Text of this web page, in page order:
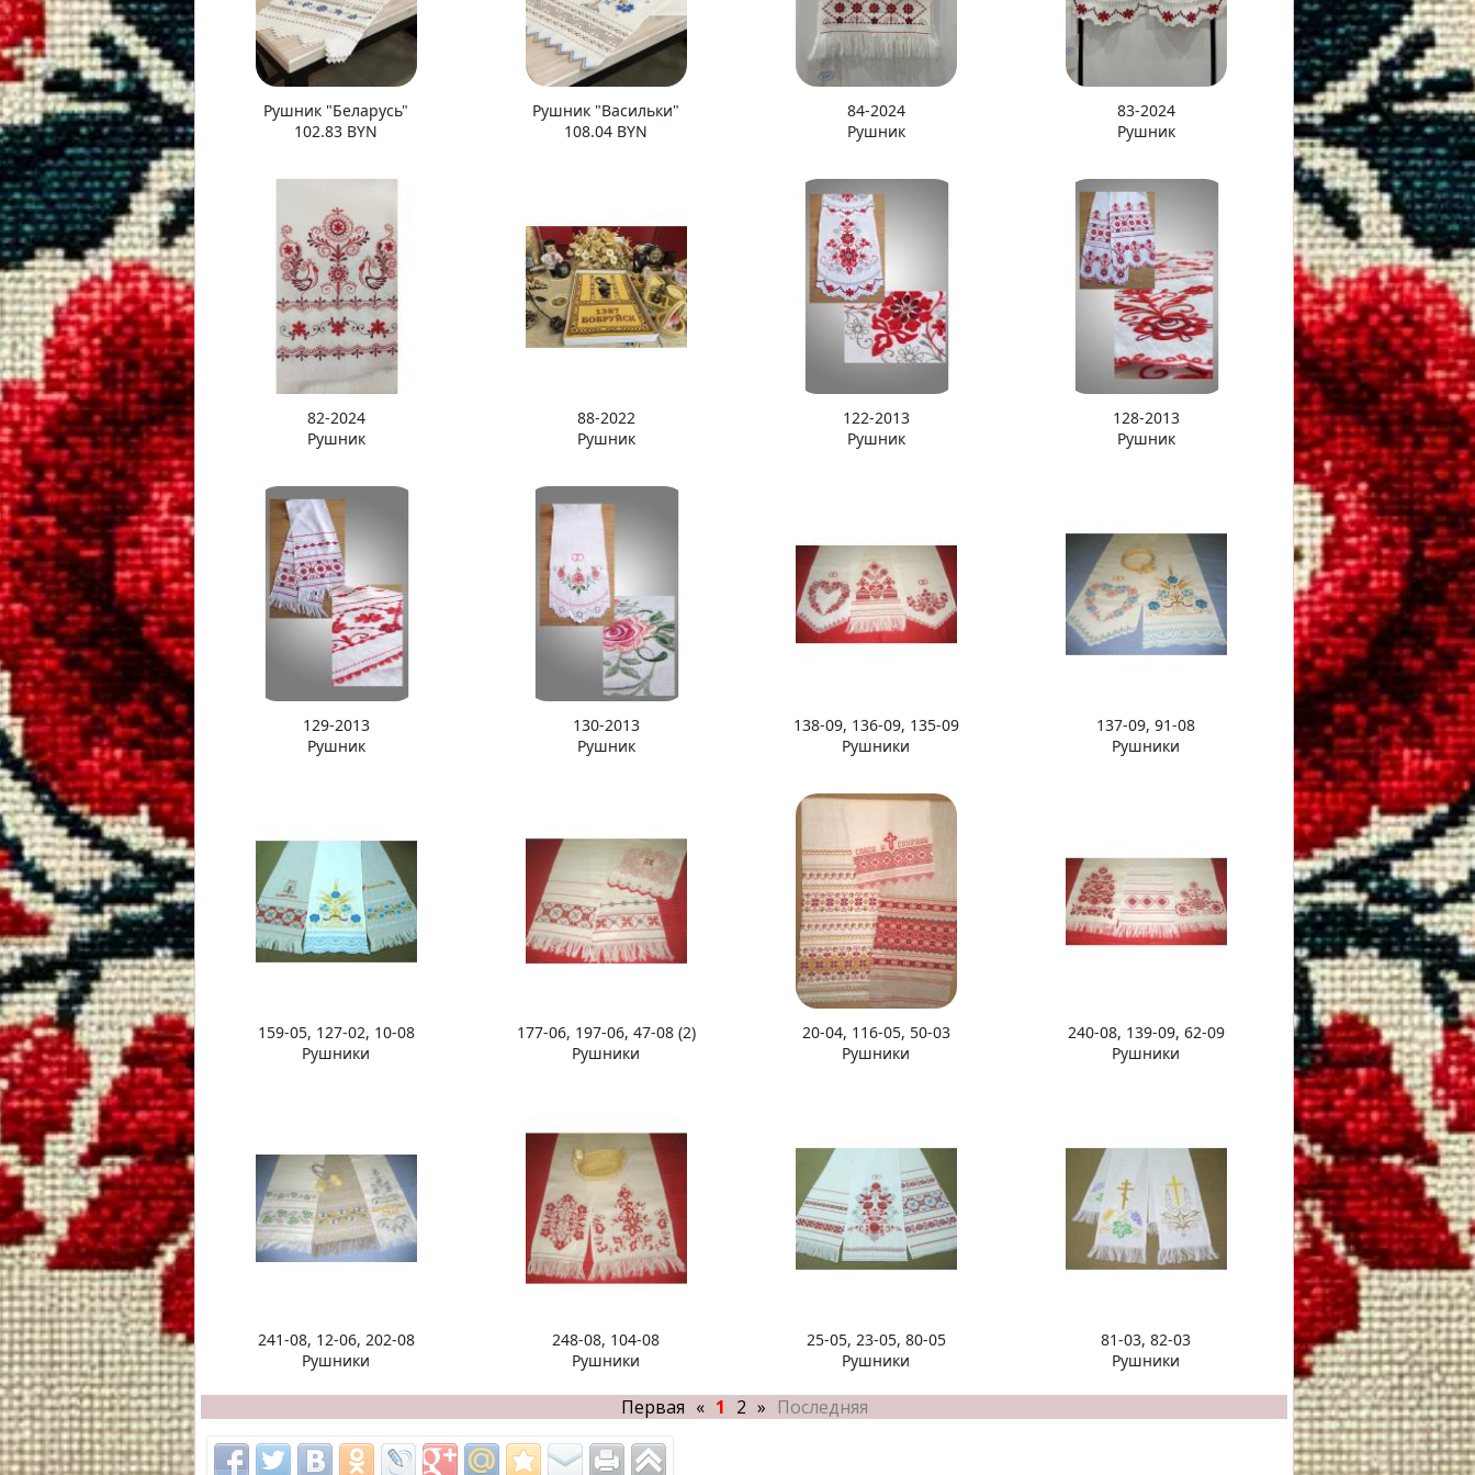
Рушник "Беларусь"
102.83 BYN
Рушник "Васильки"
108.04 BYN
84-2024
Рушник
83-2024
Рушник
82-2024
Рушник
88-2022
Рушник
122-2013
Рушник
128-2013
Рушник
129-2013
Рушник
130-2013
Рушник
138-09, 136-09, 135-09
Рушники
137-09, 91-08
Рушники
159-05, 127-02, 10-08
Рушники
177-06, 197-06, 47-08 (2)
Рушники
20-04, 116-05, 50-03
Рушники
240-08, 139-09, 62-09
Рушники
241-08, 12-06, 202-08
Рушники
248-08, 104-08
Рушники
25-05, 23-05, 80-05
Рушники
81-03, 82-03
Рушники
Первая « 1 2 » Последняя